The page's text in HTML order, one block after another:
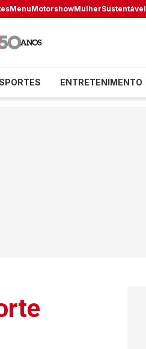
MenuMotorshowMulherSustentável
ENTRETENIMENTO